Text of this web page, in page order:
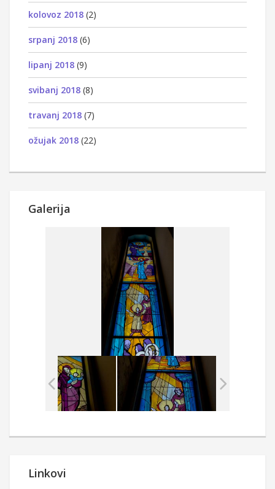
kolovoz 2018 (2)
srpanj 2018 (6)
lipanj 2018 (9)
svibanj 2018 (8)
travanj 2018 (7)
ožujak 2018 (22)
Galerija
Linkovi